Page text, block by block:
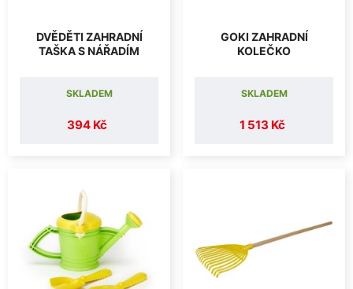
DVĚDĚTI ZAHRADNÍ
TAŠKA S NÁŘADÍM
394 Kč
SKLADEM
GOKI ZAHRADNÍ
KOLEČKO
1 513 Kč
SKLADEM